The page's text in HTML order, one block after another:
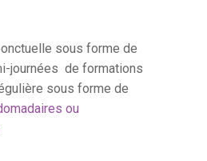
sous forme de
journées de formations
sous forme de
ou